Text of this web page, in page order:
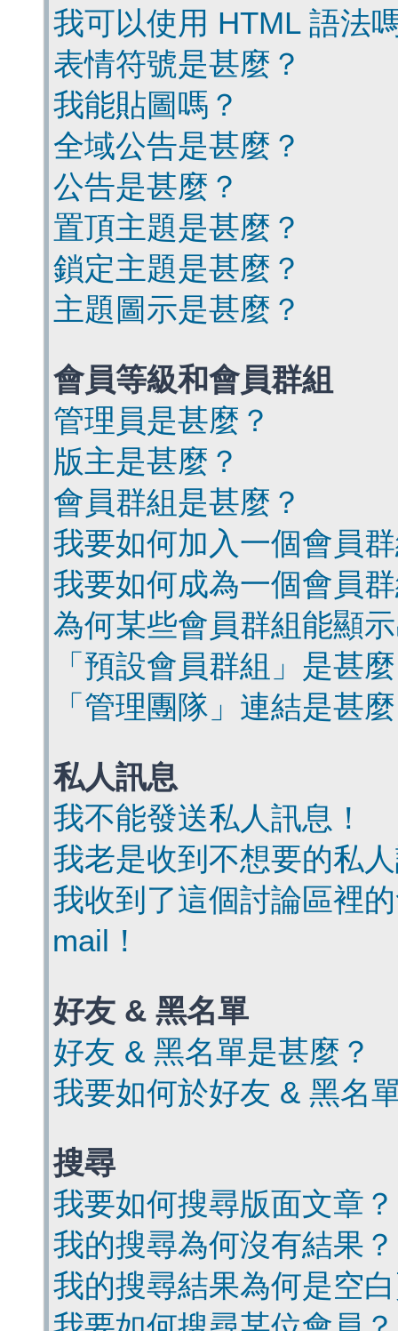
我可以使用 HTML 語法
表情符號是甚麼？
我能貼圖嗎？
全域公告是甚麼？
公告是甚麼？
置頂主題是甚麼？
鎖定主題是甚麼？
主題圖示是甚麼？
會員等級和會員群組
管理員是甚麼？
版主是甚麼？
會員群組是甚麼？
我要如何加入一個會員
我要如何成為一個會員
為何某些會員群組能顯
「預設會員群組」是甚
「管理團隊」連結是甚
私人訊息
我不能發送私人訊息！
我老是收到不想要的私
我收到了這個討論區裡
mail！
好友 & 黑名單
好友 & 黑名單是甚麼？
我要如何於好友 & 黑名
搜尋
我要如何搜尋版面文章？
我的搜尋為何沒有結果？
我的搜尋結果為何是空